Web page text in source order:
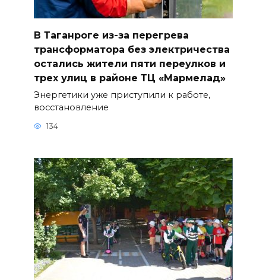
В Таганроге из-за перегрева
трансформатора без электричества
остались жители пяти переулков и
трех улиц в районе ТЦ «Мармелад»
Энергетики уже приступили к работе,
восстановление
134